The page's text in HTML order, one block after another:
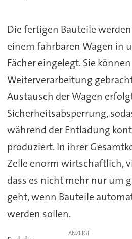
Die fertigen Bauteile
einem fahrbaren Wagen in
Fächer eingelegt. Sie
Weiterverarbeitung
Austausch der Wagen
Sicherheitsabsperrung,
während der Entladung
produziert. In ihrer
Zelle enorm wirtschaftlich,
dass es nicht mehr nur um
geht, wenn Bauteile
werden sollen.
ANZEIGE